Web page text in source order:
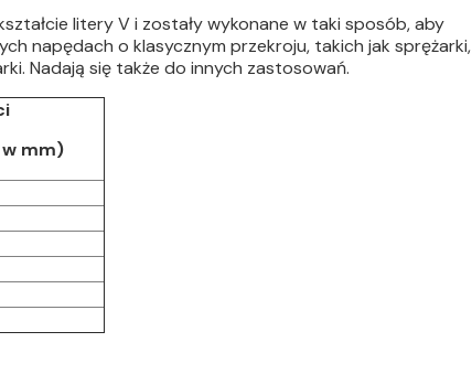
litery V i zostały wykonane w taki sposób, aby
napędach o klasycznym przekroju, takich jak sprężarki,
Nadają się także do innych zastosowań.
w mm)